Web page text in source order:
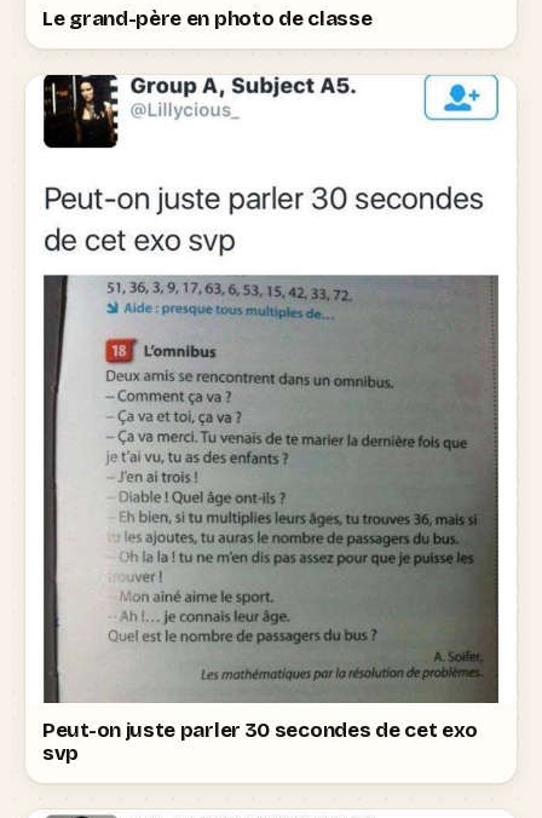
Le grand-père en photo de classe
Peut-on juste parler 30 secondes de cet exo
svp